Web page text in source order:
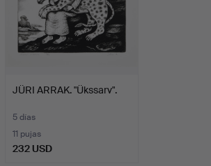
JÜRI ARRAK. "Ükssarv".
5 días
11 pujas
232 USD